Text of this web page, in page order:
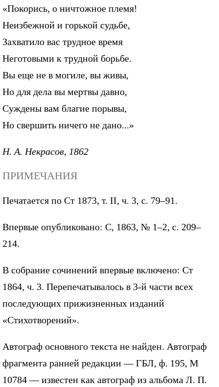
«Покорись, о ничтожное племя!
Неизбежной и горькой судьбе,
Захватило вас трудное время
Неготовыми к трудной борьбе.
Вы еще не в могиле, вы живы,
Но для дела вы мертвы давно,
Суждены вам благие порывы,
Но свершить ничего не дано...»
Н. А. Некрасов, 1862
ПРИМЕЧАНИЯ
Печатается по Ст 1873, т. II, ч. 3, с. 79–91.
Впервые опубликовано: С, 1863, № 1–2, с. 209–
214.
В собрание сочинений впервые включено: Ст
1864, ч. 3. Перепечатывалось в 3-й части всех
последующих прижизненных изданий
«Стихотворений».
Автограф основного текста не найден. Автограф
фрагмента ранней редакции — ГБЛ, ф. 195, М
10784 — известен как автограф из альбома Л. П.